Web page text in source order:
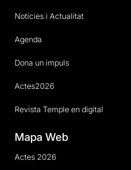
Notícies i Actualitat
Agenda
Dona un impuls
Actes2026
Revista Temple en digital
Mapa Web
Actes 2026